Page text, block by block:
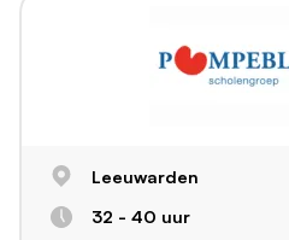
Leeuwarden
32 - 40 uur